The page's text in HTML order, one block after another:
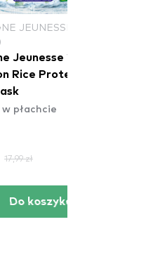
(7TH
24H